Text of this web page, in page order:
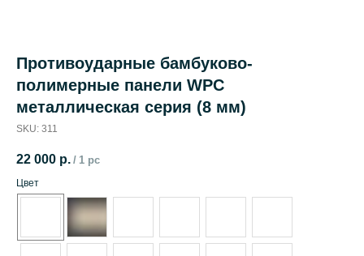
Противоударные бамбуково-
полимерные панели WPC
металлическая серия (8 мм)
SKU: 311
22 000 р. / 1 pc
Цвет